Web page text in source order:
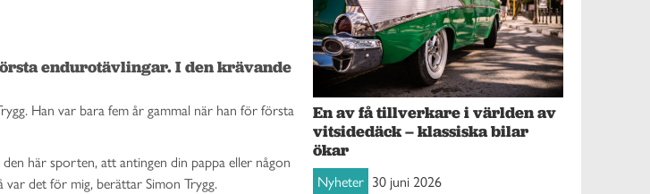
endurotävlingar. I den krävande
Han var bara fem år gammal när han för första
här sporten, att antingen din pappa eller någon
det för mig, berättar Simon Trygg.
En av få tillverkare i världen av
vitsidedäck – klassiska bilar
ökar
Nyheter 30 juni 2026